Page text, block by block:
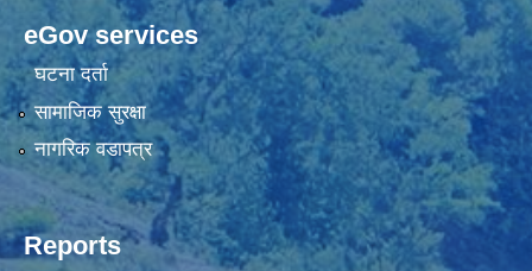
eGov services
घटना दर्ता
सामाजिक सुरक्षा
नागरिक वडापत्र
Reports